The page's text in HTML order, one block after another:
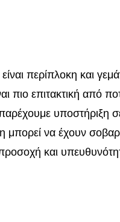
περίπλοκη και
πιο επιτακτική από
υποστήριξη
μπορεί να έχουν
και